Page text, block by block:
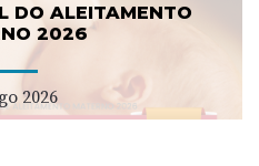
DO ALEITAMENTO
2026
2026